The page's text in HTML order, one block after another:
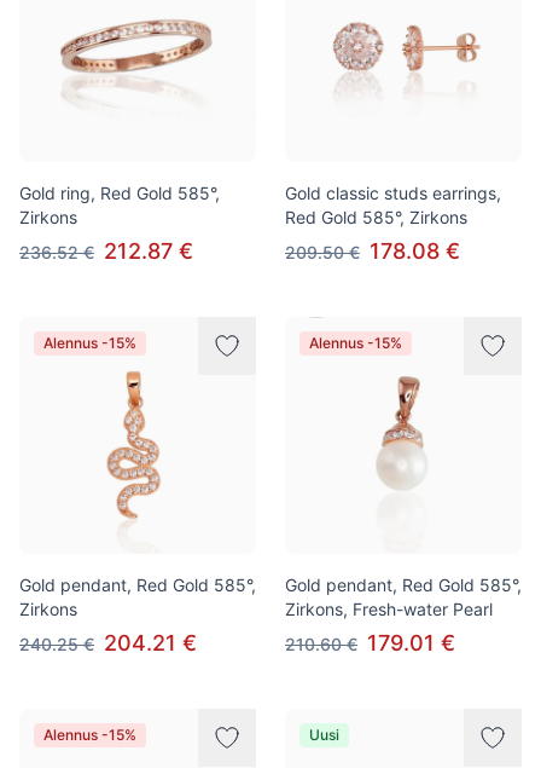
Gold ring, Red Gold 585°,
Zirkons
236.52 € 212.87 €
Gold classic studs earrings,
Red Gold 585°, Zirkons
209.50 € 178.08 €
Alennus -15%
Gold pendant, Red Gold 585°,
Zirkons
240.25 € 204.21 €
Alennus -15%
Gold pendant, Red Gold 585°,
Zirkons, Fresh-water Pearl
210.60 € 179.01 €
Alennus -15% Uusi